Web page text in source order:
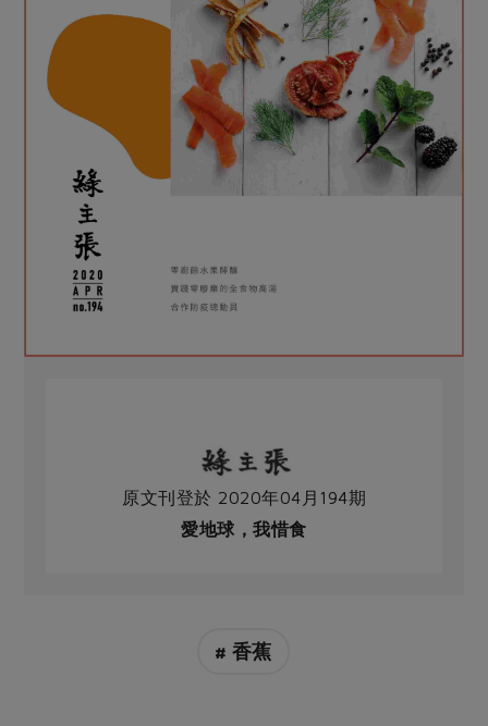
原文刊登於 2020年04月194期
愛地球，我惜食
# 香蕉